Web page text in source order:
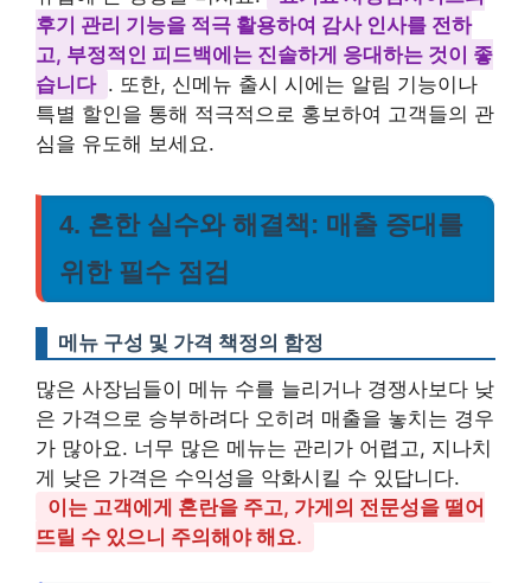
후기 관리 기능을 적극 활용하여 감사 인사를 전하
고, 부정적인 피드백에는 진솔하게 응대하는 것이 좋
습니다 . 또한, 신메뉴 출시 시에는 알림 기능이나
특별 할인을 통해 적극적으로 홍보하여 고객들의 관
심을 유도해 보세요.
4. 흔한 실수와 해결책: 매출 증대를
위한 필수 점검
메뉴 구성 및 가격 책정의 함정
많은 사장님들이 메뉴 수를 늘리거나 경쟁사보다 낮
은 가격으로 승부하려다 오히려 매출을 놓치는 경우
가 많아요. 너무 많은 메뉴는 관리가 어렵고, 지나치
게 낮은 가격은 수익성을 악화시킬 수 있답니다.
이는 고객에게 혼란을 주고, 가게의 전문성을 떨어
뜨릴 수 있으니 주의해야 해요.